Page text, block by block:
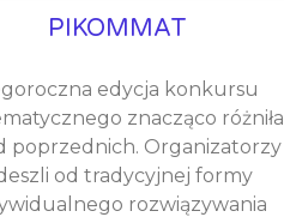
PIKOMMAT
edycja konkursu
znacząco różniła
poprzednich. Organizatorzy
od tradycyjnej formy
rozwiązywania